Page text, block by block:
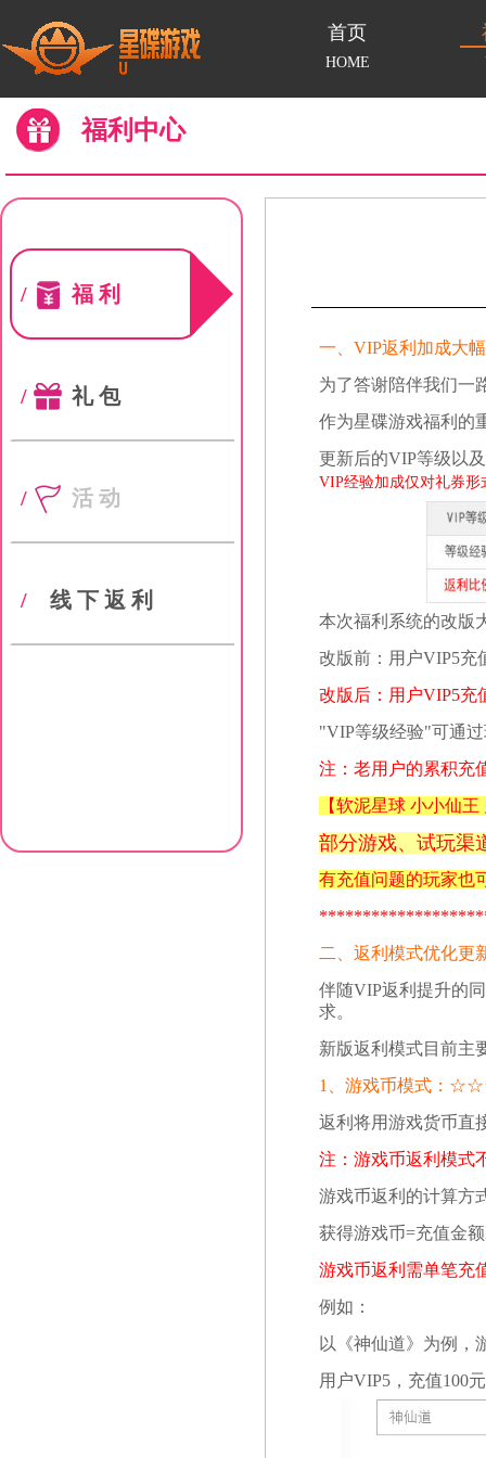
首页
HOME
福利中心
福利
/
礼包
/
活动
/
线下返利
/
一、VIP返利加成大
为了答谢陪伴我们一
作为星碟游戏福利的
更新后的VIP等级以
VIP经验加成仅对礼券形
本次福利系统的改版
改版前：用户VIP5充
改版后：用户VIP5充
"VIP等级经验"可通
注：老用户的累积充
【软泥星球 小小仙
部分游戏、试玩渠
有充值问题的玩家也
二、返利模式优化更
伴随VIP返利提升的
求。
新版返利模式目前主
1、游戏币模式： ☆☆
返利将用游戏货币直
注：游戏币返利模式
游戏币返利的计算方
获得游戏币=充值金
游戏币返利需单笔充
例如：
以《神仙道》为例，
用户VIP5，充值100